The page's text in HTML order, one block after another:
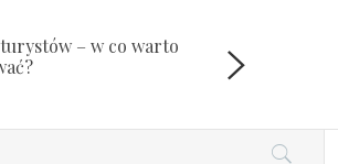
– w co warto